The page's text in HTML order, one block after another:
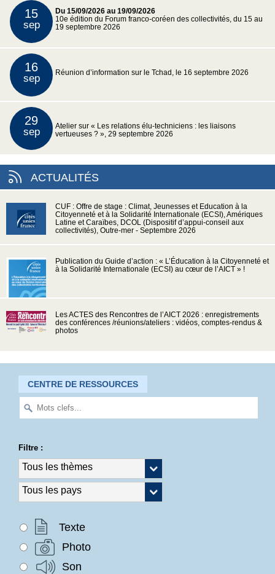
15
sep
Du 15/09/2026 au 19/09/2026
10e édition du Forum franco-coréen des collectivités, du 15 au
19 septembre 2026
16
sep Réunion d’information sur le Tchad, le 16 septembre 2026
29
sep
Atelier sur « Les relations élu-techniciens : les liaisons
vertueuses ? », 29 septembre 2026
ACTUALITÉS
CUF : Offre de stage : Climat, Jeunesses et Education à la
Citoyenneté et à la Solidarité Internationale (ECSI), Amériques
Latine et Caraïbes, DCOL (Dispositif d’appui-conseil aux
collectivités), Outre-mer - Septembre 2026
Publication du Guide d’action : « L’Éducation à la Citoyenneté et
à la Solidarité Internationale (ECSI) au cœur de l’AICT » !
Les ACTES des Rencontres de l’AICT 2026 : enregistrements
des conférences /réunions/ateliers : vidéos, comptes-rendus &
photos
CENTRE DE RESSOURCES
Filtre :
Texte
Photo
Son